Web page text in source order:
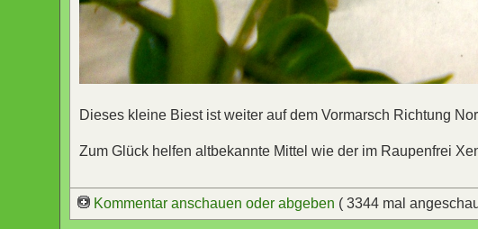
Dieses kleine Biest ist weiter auf dem Vormarsch Richtung
Zum Glück helfen altbekannte Mittel wie der im Raupenfrei
Kommentar anschauen oder abgeben ( 3344 mal